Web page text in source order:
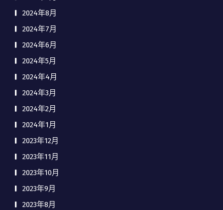
2024年8月
2024年7月
2024年6月
2024年5月
2024年4月
2024年3月
2024年2月
2024年1月
2023年12月
2023年11月
2023年10月
2023年9月
2023年8月